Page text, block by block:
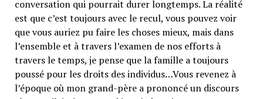
conversation qui pourrait durer longtemps. La réalité
est que c’est toujours avec le recul, vous pouvez voir
que vous auriez pu faire les choses mieux, mais dans
l’ensemble et à travers l’examen de nos efforts à
travers le temps, je pense que la famille a toujours
poussé pour les droits des individus…Vous revenez à
l’époque où mon grand-père a prononcé un discours